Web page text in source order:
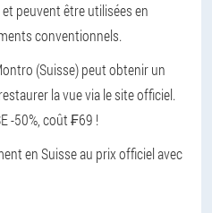
peuvent être utilisées en
conventionnels.
(Suisse) peut obtenir un
la vue via le site officiel.
-50%, coût ₣69 !
en Suisse au prix officiel avec